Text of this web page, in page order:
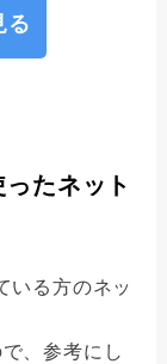
る
たネット
いる方のネッ
、参考にし